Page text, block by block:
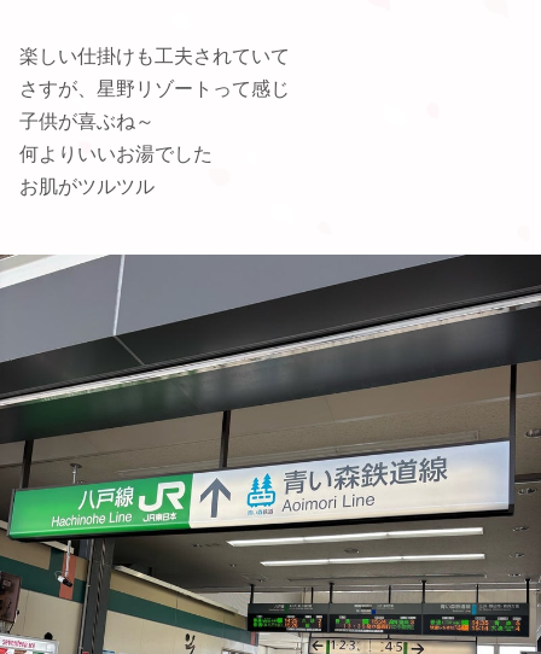
楽しい仕掛けも工夫されていて
さすが、星野リゾートって感じ
子供が喜ぶね～
何よりいいお湯でした
お肌がツルツル